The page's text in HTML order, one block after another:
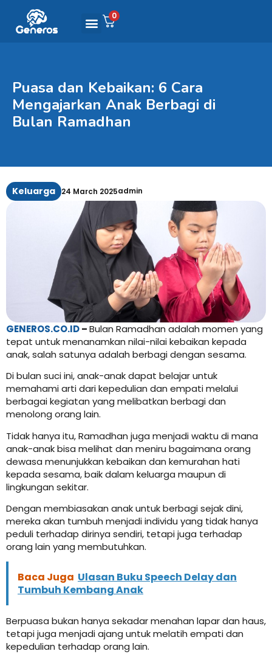
0
Puasa dan Kebaikan: 6 Cara
Mengajarkan Anak Berbagi di
Bulan Ramadhan
Keluarga 24 March 2025admin
GENEROS.CO.ID–Bulan Ramadhan adalah momen yang
tepat untuk menanamkan nilai-nilai kebaikan kepada
anak, salah satunya adalah berbagi dengan sesama.
Di bulan suci ini, anak-anak dapat belajar untuk
memahami arti dari kepedulian dan empati melalui
berbagai kegiatan yang melibatkan berbagi dan
menolong orang lain.
Tidak hanya itu, Ramadhan juga menjadi waktu di mana
anak-anak bisa melihat dan meniru bagaimana orang
dewasa menunjukkan kebaikan dan kemurahan hati
kepada sesama, baik dalam keluarga maupun di
lingkungan sekitar.
Dengan membiasakan anak untuk berbagi sejak dini,
mereka akan tumbuh menjadi individu yang tidak hanya
peduli terhadap dirinya sendiri, tetapi juga terhadap
orang lain yang membutuhkan.
Baca Juga Ulasan Buku Speech Delay dan
Tumbuh Kembang Anak
Berpuasa bukan hanya sekadar menahan lapar dan haus,
tetapi juga menjadi ajang untuk melatih empati dan
kepedulian terhadap orang lain.